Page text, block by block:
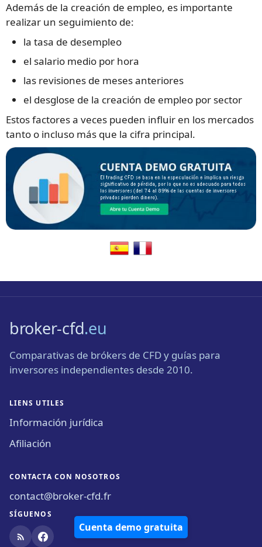
Además de la creación de empleo, es importante
realizar un seguimiento de:
la tasa de desempleo
el salario medio por hora
las revisiones de meses anteriores
el desglose de la creación de empleo por sector
Estos factores a veces pueden influir en los mercados
tanto o incluso más que la cifra principal.
broker-cfd.eu
Comparativas de brókers de CFD y guías para
inversores independientes desde 2010.
LIENS UTILES
Información jurídica
Afiliación
CONTACTA CON NOSOTROS
contact@broker-cfd.fr
SÍGUENOS
Cuenta demo gratuita